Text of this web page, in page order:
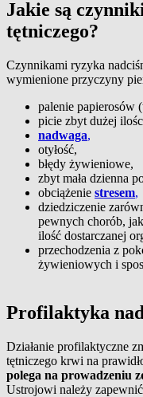
Jakie są
tętniczego?
Czynnikami ryzyka
wymienione przyczyny
palenie papierosów
picie zbyt dużej
nadwaga,
otyłość,
błędy żywieniowe,
zbyt mała dzienna
obciążenie stresem,
dziedziczenie
pewnych chorób,
ilość dostarczanej
przechodzenia z
żywieniowych i
Profilaktyka
Działanie profilaktyczne
tętniczego krwi na
polega na prowadzeniu
Ustrojowi należy